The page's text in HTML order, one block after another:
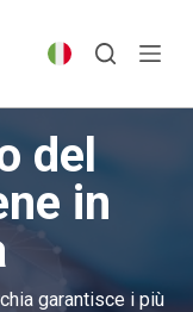
del
in
garantisce i più